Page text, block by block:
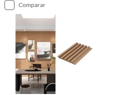
comparar